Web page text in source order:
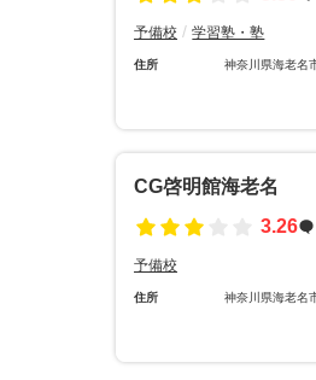
予備校 学習塾・塾
住所 神奈川県海老名
CG啓明館海老名
3.26
予備校
住所 神奈川県海老名